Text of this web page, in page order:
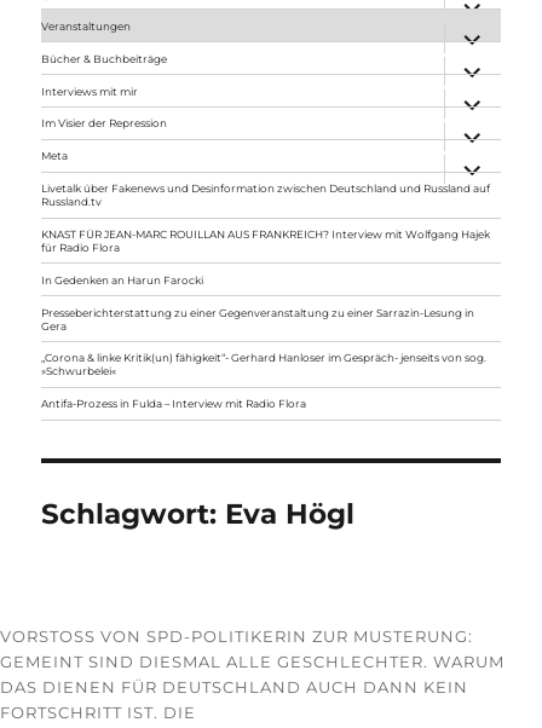
Veranstaltungen
anzeigen
Bücher & Buchbeiträge
anzeigen
Interviews mit mir
anzeigen
Im Visier der Repression
anzeigen
Meta
anzeigen
Livetalk über Fakenews und Desinformation zwischen Deutschland und Russland auf
Russland.tv
KNAST FÜR JEAN-MARC ROUILLAN AUS FRANKREICH? Interview mit Wolfgang Hajek
für Radio Flora
In Gedenken an Harun Farocki
Presseberichterstattung zu einer Gegenveranstaltung zu einer Sarrazin-Lesung in
Gera
„Corona & linke Kritik(un) fähigkeit“- Gerhard Hanloser im Gespräch- jenseits von sog.
»Schwurbelei«
Antifa-Prozess in Fulda – Interview mit Radio Flora
Schlagwort: Eva Högl
VORSTOSS VON SPD-POLITIKERIN ZUR MUSTERUNG: G
EMEINT SIND DIESMAL ALLE GESCHLECHTER. WARUM D
AS DIENEN FÜR DEUTSCHLAND AUCH DANN KEIN F
ORTSCHRITT IST. DIE